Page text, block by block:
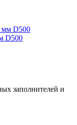
D500
заполнителей и